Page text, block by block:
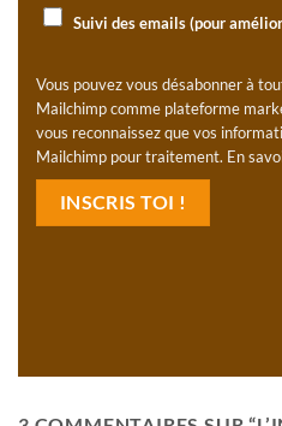
Suivi des emails (pour
Vous pouvez vous désabonner à
Mailchimp comme plateforme
vous reconnaissez que vos
Mailchimp pour traitement. En